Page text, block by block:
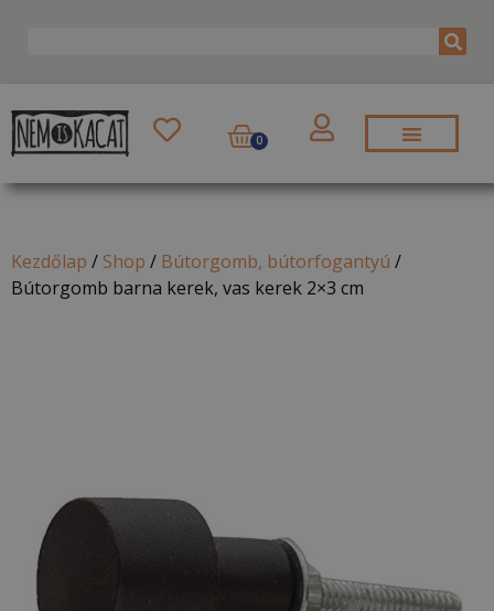
0
Kezdőlap / Shop / Bútorgomb, bútorfogantyú /
Bútorgomb barna kerek, vas kerek 2×3 cm